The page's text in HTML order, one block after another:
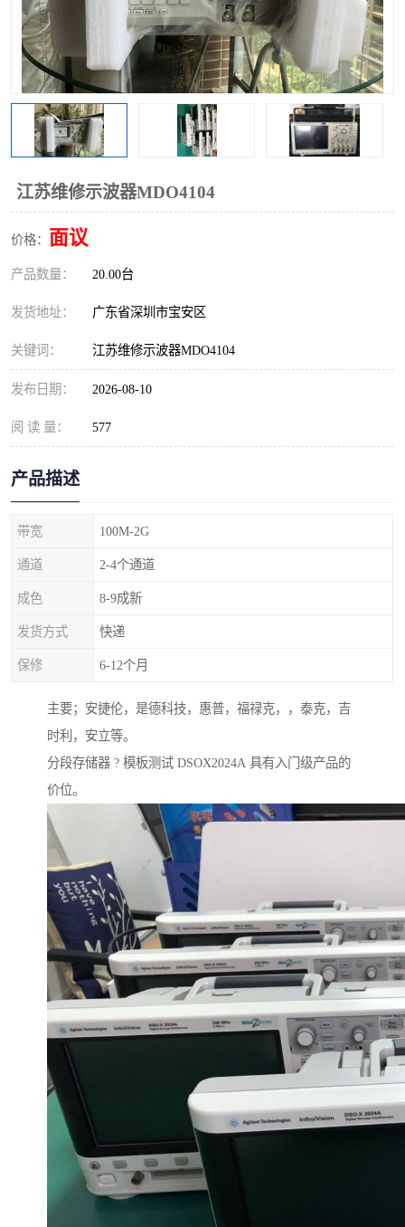
江苏维修示波器MDO4104
价格： 面议
产品数量： 20.00台
发货地址： 广东省深圳市宝安区
关键词： 江苏维修示波器MDO4104
发布日期： 2026-08-10
阅 读 量： 577
产品描述
带宽 100M-2G
通道 2-4个通道
成色 8-9成新
发货方式 快递
保修 6-12个月
主要；安捷伦，是德科技，惠普，福禄克，，泰克，吉
时利，安立等。
分段存储器 ? 模板测试 DSOX2024A 具有入门级产品的
价位。